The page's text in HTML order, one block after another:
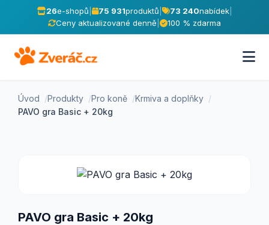
26e-shopů 75 931produktů 73 240nabídek|
Ceny aktualizované denně
100 % zdarma
Úvod Produkty Pro koně
Krmiva a doplňky
PAVO gra Basic + 20kg
PAVO gra Basic + 20kg